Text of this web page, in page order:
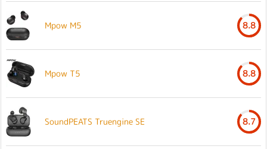
Mpow M5 8.8
Mpow T5 8.8
SoundPEATS Truengine SE 8.7